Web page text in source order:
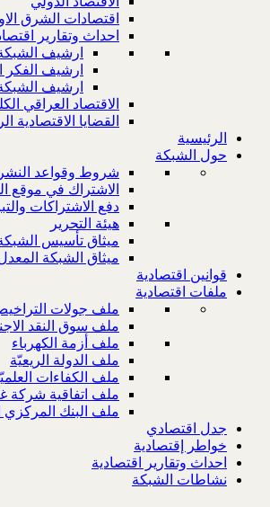
اقتصادات الشرق
احداث وتقارير
ارشيف
ارشيف الفكر
ارشيف
الاقتصاد العراقي
القضايا الاقتصادية
الرئيسية
حول الشبكة
شروط وقواعد النشر
الاشتراك في موقع
دفع الاشتراكات
هيئة التحرير
ميثاق تأسيس
ميثاق الشبكة
قوانين اقتصادية
ملفات اقتصادية
ملف جولات
ملف سوق النقد
ملف أزمة الكهرباء
ملف الدولة الريعيّة
ملف الكفاءات
ملف اتفاقية شركة
ملف البنك المركزي
جدل اقتصادي
خواطر إقتصادية
احداث وتقارير اقتصادية
نشاطات الشبكة